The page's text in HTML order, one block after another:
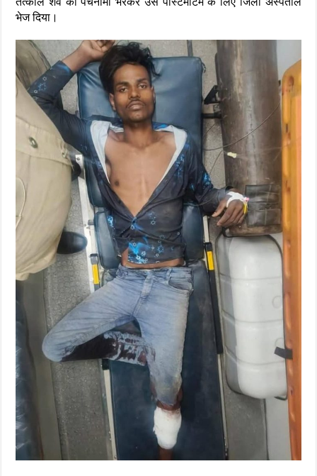
भेज दिया।